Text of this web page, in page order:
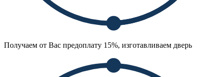
Получаем от Вас предоплату 15%, изготавливаем дверь